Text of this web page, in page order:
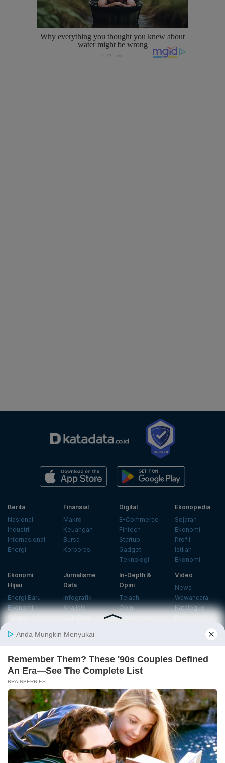
Berita
Nasional
Industri
Internasional
Energi
Finansial
Makro
Keuangan
Bursa
Korporasi
Digital
E-Commerce
Fintech
Startup
Gadget
Teknologi
Ekonopedia
Sejarah
Ekonomi
Profil
Istilah
Ekonomi
Ekonomi
Hijau
Energi Baru
Ekonomi
Sirkular
Hijau
Jurnalisme
Data
Infografik
Analisis
In-Depth &
Opini
Telaah
Opini
Wawancara
Video
News
Wawancara
Katalogue
Indeks
Insight
Center
Databoks
Event
KatadataOto
Langganan Newsletter